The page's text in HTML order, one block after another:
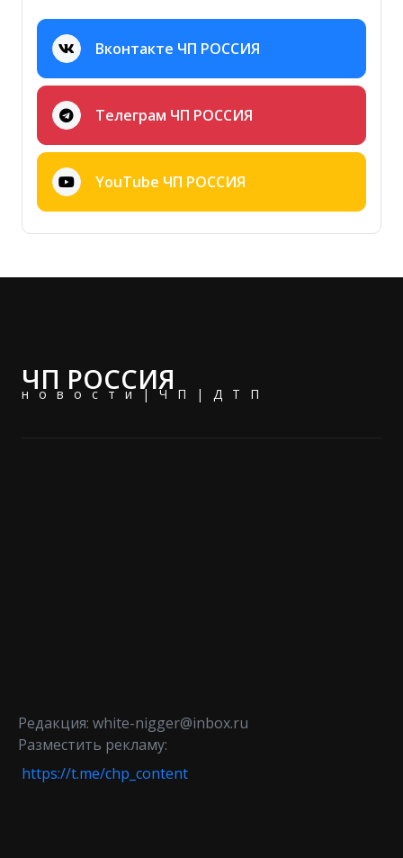
Вконтакте ЧП РОССИЯ
Телеграм ЧП РОССИЯ
YouTube ЧП РОССИЯ
ЧП РОССИЯ
новости|ЧП|ДТП
Редакция: white-nigger@inbox.ru
Разместить рекламу:
https://t.me/chp_content